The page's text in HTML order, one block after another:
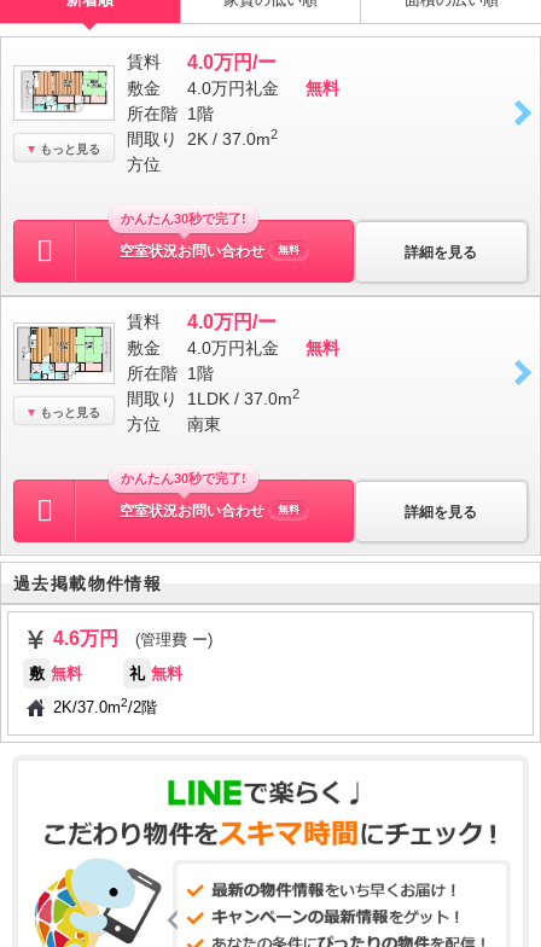
もっと見る
賃料 4.0万円/ー
敷金 4.0万円礼金
無料
所在階 1階
間取り
2K / 37.0m2
方位
詳細を見る
かんたん30秒で完了!
空室状況お問い合わせ 無料
もっと見る
賃料 4.0万円/ー
敷金 4.0万円礼金
無料
所在階 1階
間取り
1LDK / 37.0m2
方位 南東
詳細を見る
かんたん30秒で完了!
空室状況お問い合わせ 無料
過去掲載物件情報
4.6万円
(管理費 ー)
敷 無料 礼 無料
2K/37.0m2/2階